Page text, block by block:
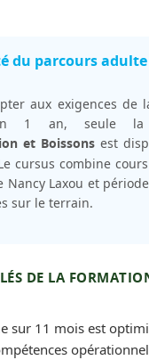
du parcours adulte
aux exigences de
1 an, seule la
et Boissons est
cursus combine
Nancy Laxou et
sur le terrain.
DE LA
sur 11 mois est